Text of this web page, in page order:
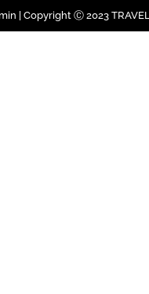
| Copyright Ⓒ 2023